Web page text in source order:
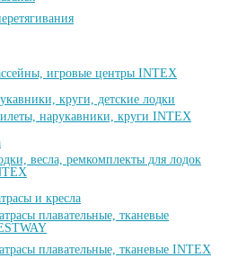
игровые центры INTEX
круги, детские лодки
нарукавники, круги INTEX
весла, ремкомплекты для лодок
и кресла
плавательные, тканевые
плавательные, тканевые INTEX